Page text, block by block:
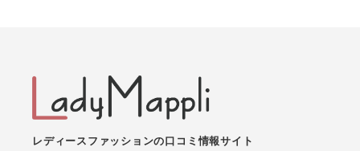
レディースファッションの口コミ情報サイト